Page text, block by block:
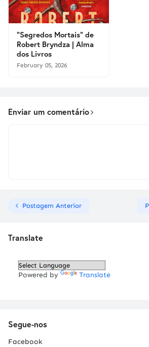
"Segredos Mortais" de
Robert Bryndza | Alma
dos Livros
February 05, 2026
Enviar um comentário
Postagem Anterior
Translate
Powered by Translate
Segue-nos
Facebook